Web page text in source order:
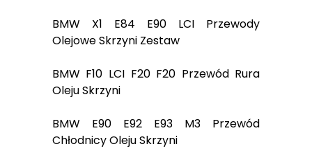
BMW X1 E84 E90 LCI Przewody
Olejowe Skrzyni Zestaw
BMW F10 LCI F20 F20 Przewód Rura
Oleju Skrzyni
BMW E90 E92 E93 M3 Przewód
Chłodnicy Oleju Skrzyni